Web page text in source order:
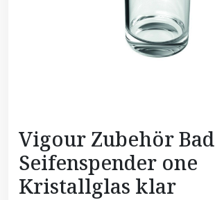
Vigour Zubehör Bad
Seifenspender one
Kristallglas klar